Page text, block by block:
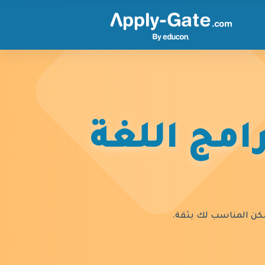
اللغة
المناسب لك بثقة.